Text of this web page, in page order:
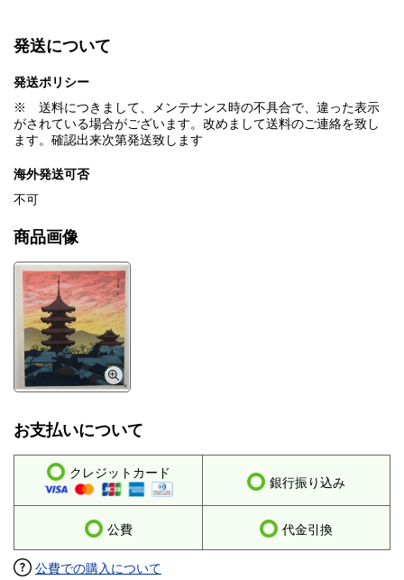
発送について
発送ポリシー
※ 送料につきまして、メンテナンス時の不具合で、違った表示
がされている場合がございます。改めまして送料のご連絡を致し
ます。確認出来次第発送致します
海外発送可否
不可
商品画像
お支払いについて
クレジットカード
銀行振り込み
公費 代金引換
公費での購入について